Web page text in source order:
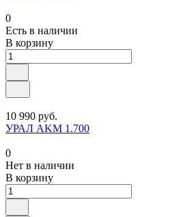
0
Есть в наличии
В корзину
10 990 руб.
УРАЛ AKM 1.700
0
Нет в наличии
В корзину